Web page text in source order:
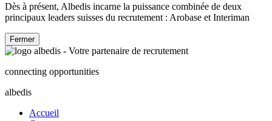
Dès à présent, Albedis incarne la puissance combinée de deux
principaux leaders suisses du recrutement : Arobase et Interiman
Fermer
connecting opportunities
albedis
Accueil